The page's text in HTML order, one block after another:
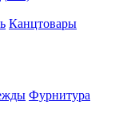
Канцтовары
Фурнитура